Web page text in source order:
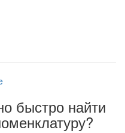
быстро найти